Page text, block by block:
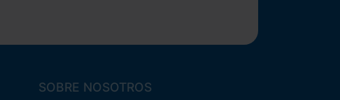
SOBRE NOSOTROS